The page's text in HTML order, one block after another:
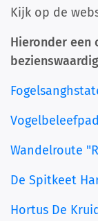
Kijk op de
Hieronder een
Wandelroute
De Spitkeet
Hortus De